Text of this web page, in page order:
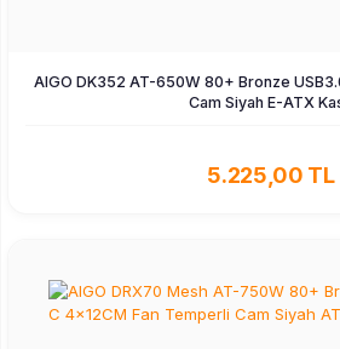
AIGO DK352 AT-650W 80+ Bronze
Cam Siyah E-ATX
5.225,00 TL